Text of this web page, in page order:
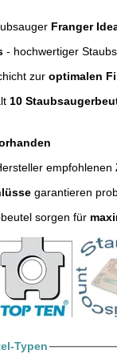
Franger
- hochwertiger
zur optimalen
10
empfohlenen
garantieren
sorgen für
Typen